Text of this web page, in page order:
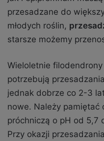
przesadzane do
młodych roślin,
starsze możemy
Wieloletnie
potrzebują
jednak dobrze co 2-3
nowe. Należy pamiętać
próchniczą o pH od 5,7
Przy okazji